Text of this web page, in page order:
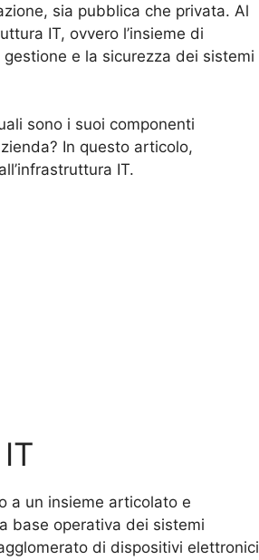
sia pubblica che privata. Al
IT, ovvero l’insieme di
e la sicurezza dei sistemi
sono i suoi componenti
In questo articolo,
IT.
a un insieme articolato e
base operativa dei sistemi
di dispositivi elettronici